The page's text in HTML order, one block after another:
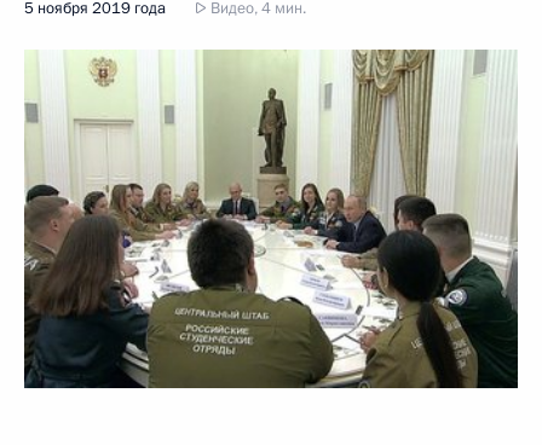
5 ноября 2019 года Видео, 4 мин.